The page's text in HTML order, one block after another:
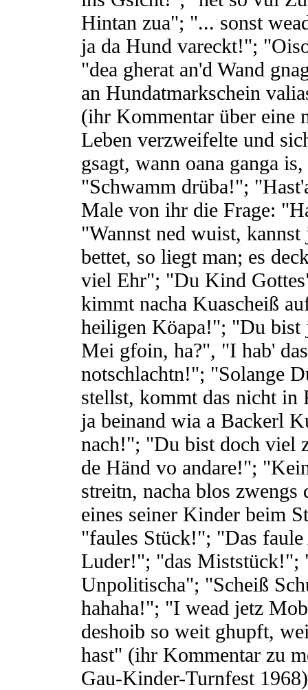
Hintan zua"; "... sonst
ja da Hund vareckt!";
"dea gherat an'd Wand
an Hundatmarkschein
(ihr Kommentar über eine
Leben verzweifelte und
gsagt, wann oana ganga
"Schwamm drüba!";
Male von ihr die Frage:
"Wannst ned wuist,
bettet, so liegt man; es
viel Ehr"; "Du Kind
kimmt nacha Kuascheiß
heiligen Köapa!"; "Du
Mei gfoin, ha?", "I hab'
notschlachtn!"; "Solange
stellst, kommt das nicht
ja beinand wia a Backerl
nach!"; "Du bist doch viel
de Händ vo andare!";
streitn, nacha blos
eines seiner Kinder beim
"faules Stück!"; "Das
Luder!"; "das Miststück!";
Unpolitischa"; "Scheiß
hahaha!"; "I wead jetz
deshoib so weit ghupft,
hast" (ihr Kommentar zu
Gau-Kinder-Turnfest